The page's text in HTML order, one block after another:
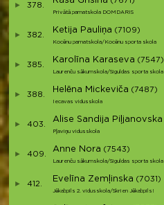
378.
Privātā pamatskola DOMDARIS
382.
Ketija Pauliņa (7109)
Kocēnu pamatskola/Kocēnu sporta skola
385.
Karolīna Karaseva (7547)
Laurenču sākumskola/Siguldas sporta skola
388.
Helēna Mickeviča (7487)
Iecavas vidusskola
403.
Alise Sandija Piļjanovska
Pļaviņu vidusskola
409.
Anne Nora (7543)
Laurenču sākumskola/Siguldas sporta skola
412.
Evelīna Zemļinska (7031)
Jēkabpils 2. vidusskola/Skrien Jēkabpils!